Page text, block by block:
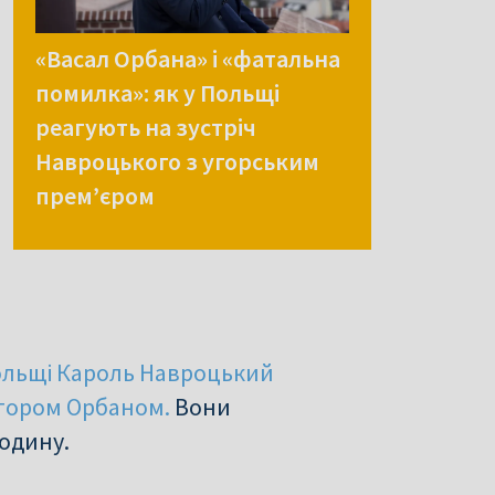
«Васал Орбана» і «фатальна
помилка»: як у Польщі
реагують на зустріч
Навроцького з угорським
прем’єром
Кароль Навроцький
Орбаном. Вони